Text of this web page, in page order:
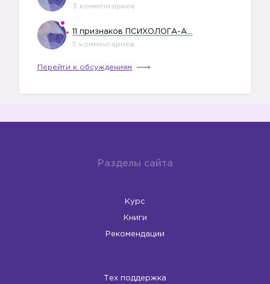
3 комментариев
5 комментариев
Перейти к обсуждениям
Разделы сайта
Курс
Книги
Рекомендации
Тех поддержка